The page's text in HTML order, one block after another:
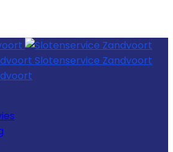
Slotenservice Zandvoort